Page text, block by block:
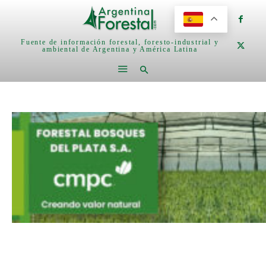
Fuente de información forestal, foresto-industrial y
ambiental de Argentina y América Latina